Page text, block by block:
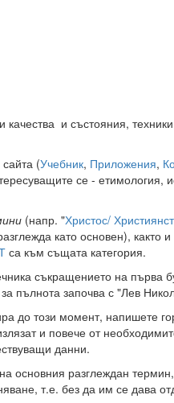
и състояния,
сайта (Учебник, Приложения,
се - етимология,
(напр. "Христос/
като основен), както
са към същата категория.
съкращението на първа
пълнота започва с "Лев
до този момент, напишете
и повече от
данни.
основния разглеждан
т.е. без да им се дава